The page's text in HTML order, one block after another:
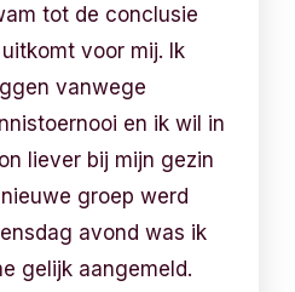
tot de conclusie
voor mij. Ik
vanwege
en ik wil in
liever bij mijn gezin
groep werd
avond was ik
gelijk aangemeld.